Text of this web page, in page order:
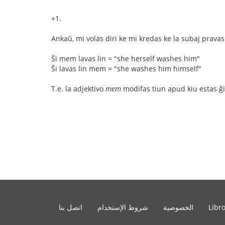
+1.
Ankaŭ, mi volas diri ke mi kredas ke la subaj
Ŝi mem lavas lin = "she herself washes him"
Ŝi lavas lin mem = "she washes him himself"
T.e. la adjektivo mem modifas tiun apud kiu estas
Libro الخصوصية شروط الإستخدام اتصل بنا